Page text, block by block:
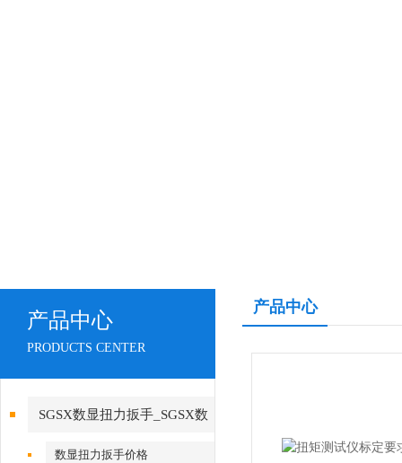
产品中心
PRODUCTS CENTER
SGSX数显扭力扳手_SGSX数
显扭力扳手
数显扭力扳手价格
产品中心